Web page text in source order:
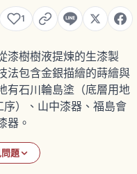
1
漆樹樹液提煉的生漆製
法包含金銀描繪的蒔繪與
有石川輪島塗（底層用地
）、山中漆器、福島會
器。
題